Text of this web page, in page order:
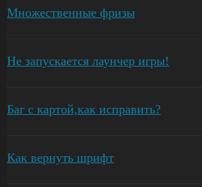
Множественные фризы
Не запускается лаунчер игры!
Баг с картой,как исправить?
Как вернуть шрифт